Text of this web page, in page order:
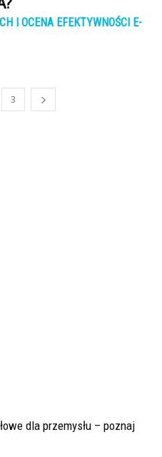
I OCENA EFEKTYWNOŚCI E-
3
dla przemysłu – poznaj